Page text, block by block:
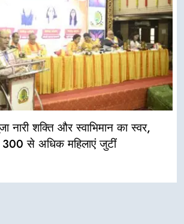
नारी शक्ति और स्वाभिमान का स्वर,
से अधिक महिलाएं जुटीं